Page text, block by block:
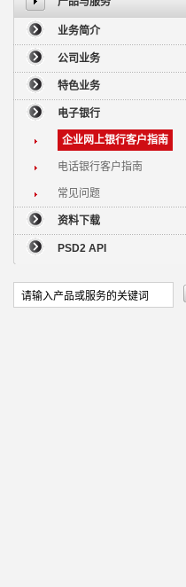
业务简介
公司业务
特色业务
电子银行
企业网上银行客户指南
电话银行客户指南
常见问题
资料下载
PSD2 API